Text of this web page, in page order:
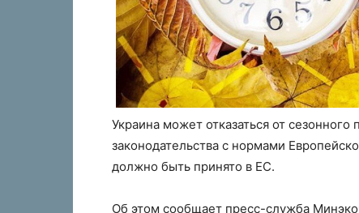
Украина может отказаться от
законодательства с нормами
должно быть принято в ЕС.
Об этом сообщает пресс-служба